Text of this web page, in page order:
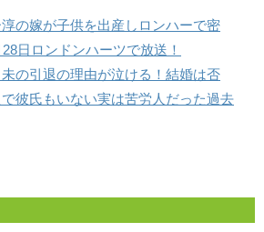
淳の嫁が子供を出産しロンハーで密
日ロンドンハーツで放送！
未の引退の理由が泣ける！結婚は否
彼氏もいない実は苦労人だった過去